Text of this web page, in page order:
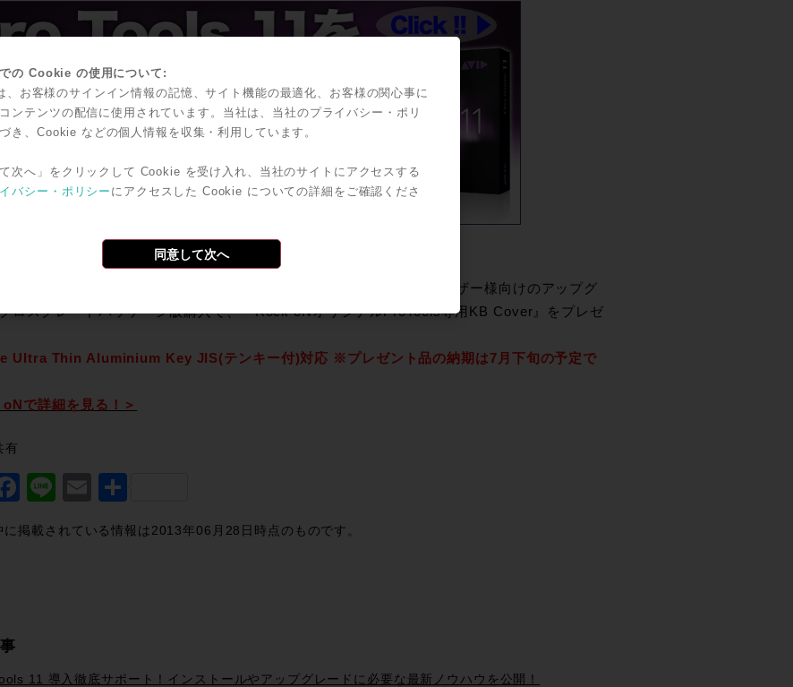
ではPro Tools 11への無償アップデート権利が付属する新規&既存ユーザー様向けのアップグ
ロスグレードパッケージ版購入で、『Rock oNオリジナルProTools専用KB Cover』をプレゼ
Ultra Thin Aluminium Key JIS(テンキー付)対応 ※プレゼント品の納期は7月下旬の予定で
で詳細を見る！＞
有
Facebook
LineEmail
に掲載されている情報は2013年06月28日時点のものです。
11 導入徹底サポート！インストールやアップグレードに必要な最新ノウハウを公開！
の Cookie の使用について:
、お客様のサインイン情報の記憶、サイト機能の最適化、お客様の関心事に
ンテンツの配信に使用されています。当社は、当社のプライバシー・ポリ
き、Cookie などの個人情報を収集・利用しています。
て次へ」をクリックして Cookie を受け入れ、当社のサイトにアクセスする
バシー・ポリシー にアクセスした Cookie についての詳細をご確認くださ
同意して次へ